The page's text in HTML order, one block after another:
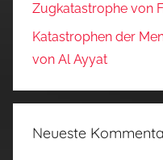
Zugkatastrophe von
Katastrophen der
von Al Ayyat
Neueste